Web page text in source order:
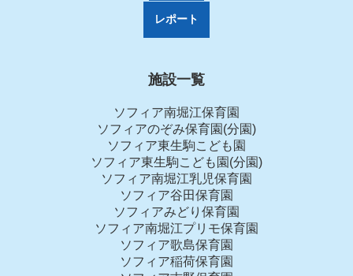
レポート
施設一覧
ソフィア南堀江保育園
ソフィアのぞみ保育園(分園)
ソフィア東生駒こども園
ソフィア東生駒こども園(分園)
ソフィア南堀江乳児保育園
ソフィア谷田保育園
ソフィアみどり保育園
ソフィア南堀江プリモ保育園
ソフィア歌島保育園
ソフィア稲荷保育園